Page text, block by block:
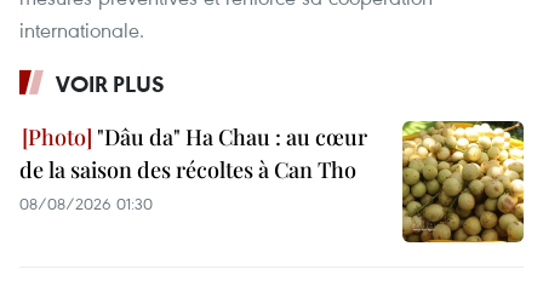
internationale.
VOIR PLUS
"Dâu da" Ha Chau : au cœur
de la saison des récoltes à Can Tho
08/08/2026 01:30